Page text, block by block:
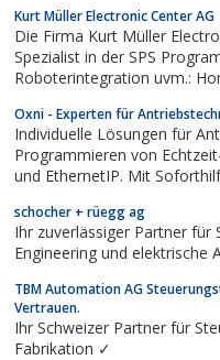
Kurt Müller Electronic Center AG
Die Firma Kurt Müller
Spezialist in der SPS Programmierung, CNC
Roboterintegration uvm.:
Oxni - Experten für
Individuelle Lösungen für Antriebstechnik,
Programmieren von Echtzeit-
und EthernetIP. Mit
schocher + rüegg ag
Ihr zuverlässiger Partner für
Engineering und elektrische
TBM Automation AG
Vertrauen.
Ihr Schweizer Partner für
Fabrikation ✓